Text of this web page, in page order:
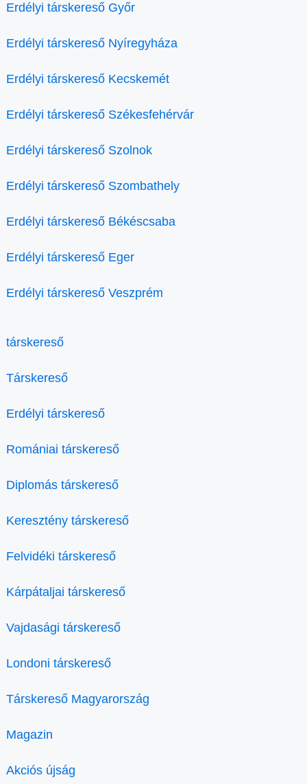
Erdélyi társkereső Győr
Erdélyi társkereső Nyíregyháza
Erdélyi társkereső Kecskemét
Erdélyi társkereső Székesfehérvár
Erdélyi társkereső Szolnok
Erdélyi társkereső Szombathely
Erdélyi társkereső Békéscsaba
Erdélyi társkereső Eger
Erdélyi társkereső Veszprém
társkereső
Társkereső
Erdélyi társkereső
Romániai társkereső
Diplomás társkereső
Keresztény társkereső
Felvidéki társkereső
Kárpátaljai társkereső
Vajdasági társkereső
Londoni társkereső
Társkereső Magyarország
Magazin
Akciós újság